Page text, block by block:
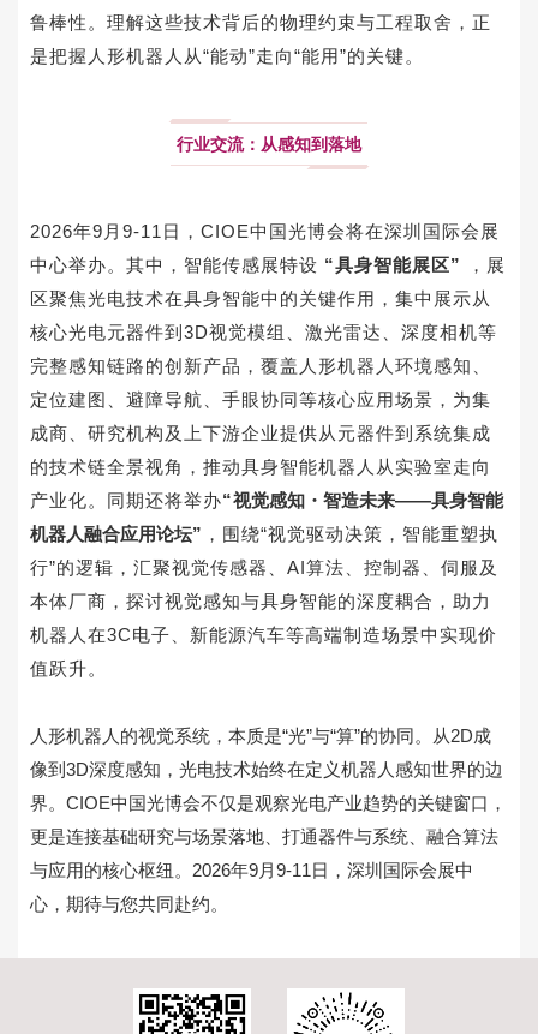
鲁棒性。理解这些技术背后的物理约束与工程取舍，正
是把握人形机器人从“能动”走向“能用”的关键。
行业交流：从感知到落地
2026年9月9-11日，CIOE中国光博会将在深圳国际会展
中心举办。其中，智能传感展特设 “具身智能展区” ， 展
区聚焦光电技术在具身智能中的关键作用， 集中展示从
核心光电元器件到 3D视觉模组
、激光雷达、深度相机等
完整感知链路的创新产品，覆盖人形机器人环境感知、
定位建图、避障导航、手眼协同等核心应用场景，为集
成商、研究机构及上下游企业提供从元器件到系统集成
的技术链全景视角，推动具身智能机器人从实验室走向
产业化。同期还将举办“视觉感知・智造未来——具身智能
机器人融合应用论坛” ，围绕“视觉驱动决策，智能重塑执
行”的逻辑，汇聚视觉传感器、AI算法、控制器、伺服及
本体厂商，探讨视觉感知与具身智能的深度耦合，助力
机器人在3C电子、新能源汽车等高端制造场景中实现价
值跃升。
人形机器人的视觉系统，本质是“光”与“算”的协同。从2D成
像到3D深度感知，光电技术始终在定义机器人感知世界的边
界。CIOE中国光博会不仅是观察光电产业趋势的关键窗口，
更是连接基础研究与场景落地、打通器件与系统、融合算法
与应用的核心枢纽。2026年9月9-11日，深圳国际会展中
心，期待与您共同赴约。